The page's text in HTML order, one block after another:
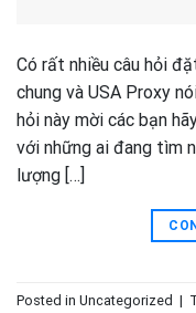
Có rất nhiều câu hỏi
chung và USA Proxy
hỏi này mời các bạn
với những ai đang tìm
lượng […]
Posted in Uncategorized |